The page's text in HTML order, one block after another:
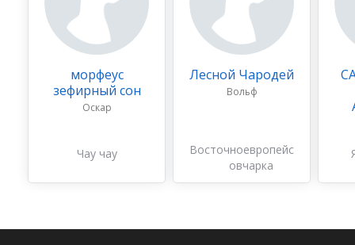
морфеус
зефирный сон
Оскар
Чау чау
Лесной Чародей
Вольф
Восточноевропейская
овчарка